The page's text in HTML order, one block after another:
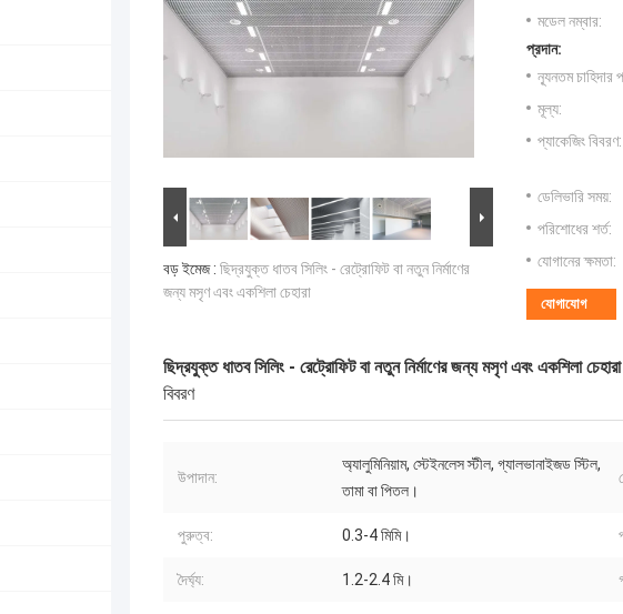
বড় ইমেজ : ছিদ্রযুক্ত ধাতব সিলিং - রেট্রোফিট বা নতুন নির্মাণের
জন্য মসৃণ এবং একশিলা চেহারা
মডেল নম্বার:
প্রদান:
ন্যূনতম চাহিদার
মূল্য:
প্যাকেজিং বিবরণ:
ডেলিভারি সময়:
পরিশোধের শর্ত:
যোগানের ক্ষমতা:
যোগাযোগ
ছিদ্রযুক্ত ধাতব সিলিং - রেট্রোফিট বা নতুন নির্মাণের জন্য মসৃণ এবং একশিলা চেহারা
বিবরণ
উপাদান:
অ্যালুমিনিয়াম, স্টেইনলেস স্টীল, গ্যালভানাইজড স্টিল,
তামা বা পিতল।
পুরুত্ব: 0.3-4 মিমি।
দৈর্ঘ্য: 1.2-2.4 মি।